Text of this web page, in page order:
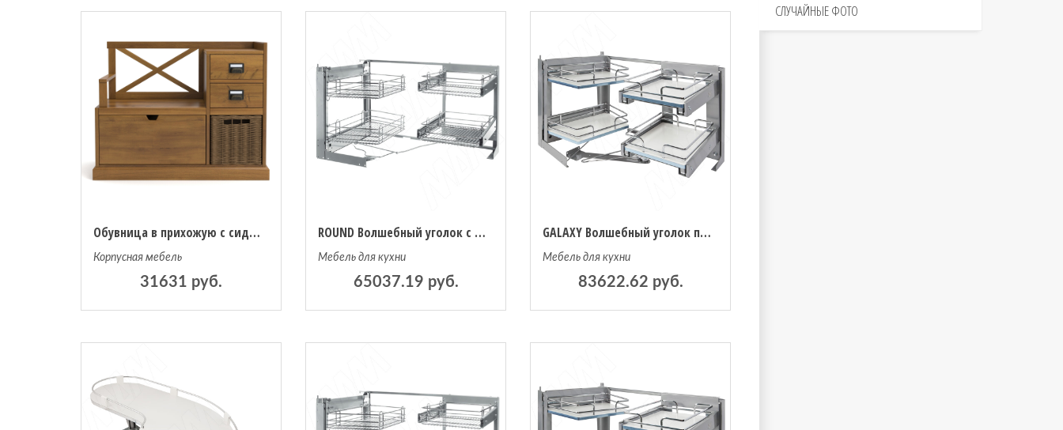
Обувница в прихожую с сиденьем и ящиками Lindley единый размер бежевый
Корпусная мебель
31631 руб.
ROUND Волшебный уголок с выдвижными корзинами с плавным закрыванием, левый (SMACE45SXFMC)
Мебель для кухни
65037.19 руб.
GALAXY Волшебный уголок правый, выдв. корзины и фасад с плавным закрыванием (SMACE45DXFMOMBASC)
Мебель для кухни
83622.62 руб.
СЛУЧАЙНЫЕФОТО